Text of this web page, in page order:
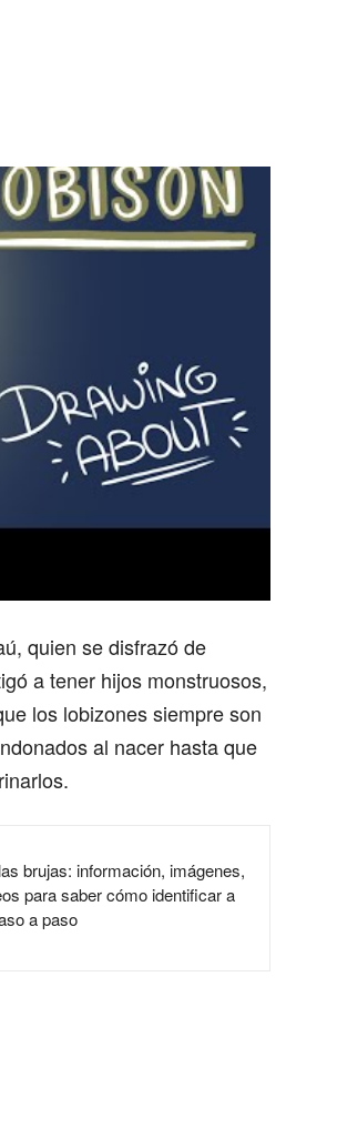
quien se disfrazó de
a tener hijos monstruosos,
los lobizones siempre son
al nacer hasta que
brujas: información, imágenes,
para saber cómo identificar a
a paso